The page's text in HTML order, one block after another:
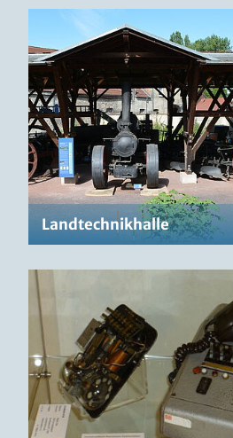
Landtechnikhalle